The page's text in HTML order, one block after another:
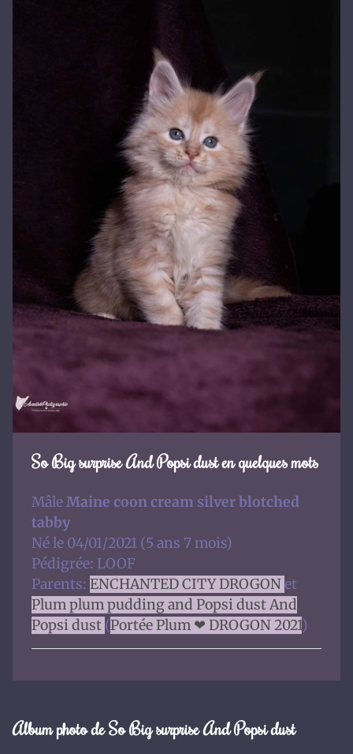
So Big surprise And Popsi dust en quelques mots
MâleMaine coon cream silver blotched
tabby
Né le 04/01/2021 (5 ans 7 mois)
Pédigrée: LOOF
Parents: ENCHANTED CITY DROGONet
Plum plum pudding and Popsi dust And
Popsi dust (Portée Plum ❤ DROGON 2021)
Album photo de So Big surprise And Popsi dust